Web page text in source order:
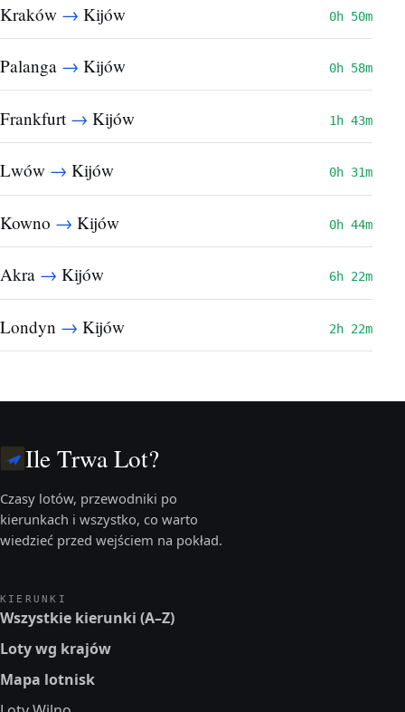
Kraków → Kijów 0h 50m
Palanga → Kijów 0h 58m
Frankfurt → Kijów 1h 43m
Lwów → Kijów 0h 31m
Kowno → Kijów 0h 44m
Akra → Kijów 6h 22m
Londyn → Kijów 2h 22m
Ile Trwa Lot?
Czasy lotów, przewodniki po
kierunkach i wszystko, co warto
wiedzieć przed wejściem na pokład.
KIERUNKI
Wszystkie kierunki (A–Z)
Loty wg krajów
Mapa lotnisk